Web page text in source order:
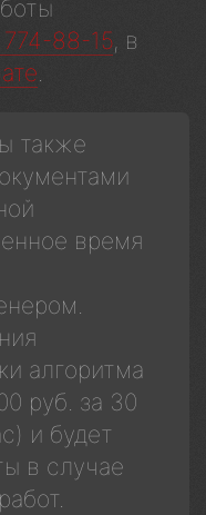
88-15, в
.
также
время
алгоритма
руб. за 30
и будет
в случае